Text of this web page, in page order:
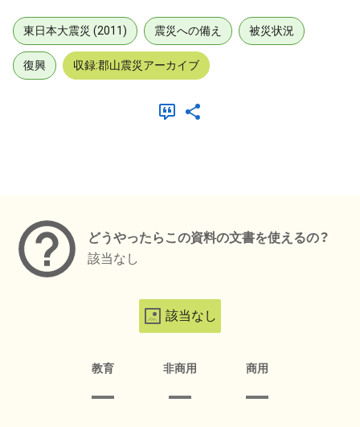
東日本大震災 (2011) 震災への備え 被災状況
復興 収録:郡山震災アーカイブ
どうやったらこの資料の文書を使えるの？
該当なし
該当なし
教育 非商用 商用